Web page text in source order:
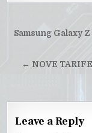
Post
Samsung Galaxy
← NOVE
Leave a Reply